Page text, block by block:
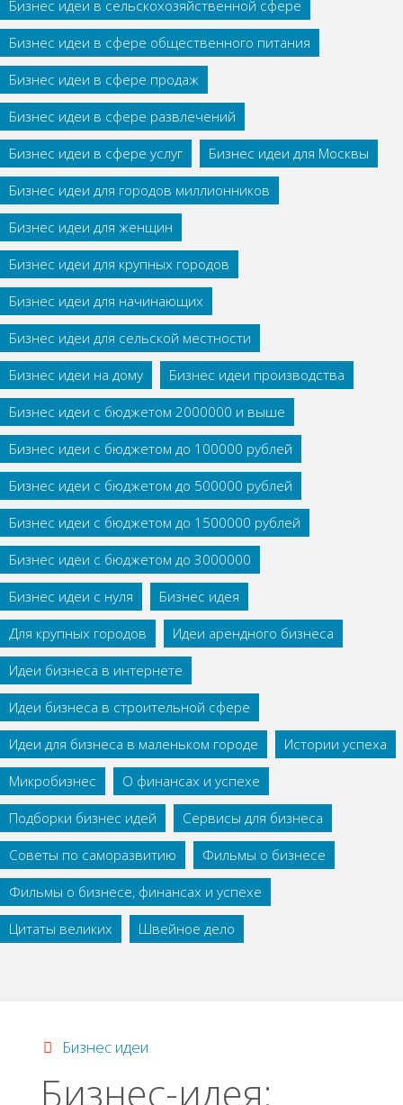
Бизнес идеи в сельскохозяйственной сфере
Бизнес идеи в сфере общественного питания
Бизнес идеи в сфере продаж
Бизнес идеи в сфере развлечений
Бизнес идеи в сфере услуг
Бизнес идеи для Москвы
Бизнес идеи для городов миллионников
Бизнес идеи для женщин
Бизнес идеи для крупных городов
Бизнес идеи для начинающих
Бизнес идеи для сельской местности
Бизнес идеи на дому
Бизнес идеи производства
Бизнес идеи с бюджетом 2000000 и выше
Бизнес идеи с бюджетом до 100000 рублей
Бизнес идеи с бюджетом до 500000 рублей
Бизнес идеи с бюджетом до 1500000 рублей
Бизнес идеи с бюджетом до 3000000
Бизнес идеи с нуля
Бизнес идея
Для крупных городов
Идеи арендного бизнеса
Идеи бизнеса в интернете
Идеи бизнеса в строительной сфере
Идеи для бизнеса в маленьком городе
Истории успеха
Микробизнес
О финансах и успехе
Подборки бизнес идей
Сервисы для бизнеса
Советы по саморазвитию
Фильмы о бизнесе
Фильмы о бизнесе, финансах и успехе
Цитаты великих
Швейное дело
Бизнес идеи
Бизнес-идея: